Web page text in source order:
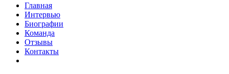
Главная
Интервью
Биографии
Команда
Отзывы
Контакты